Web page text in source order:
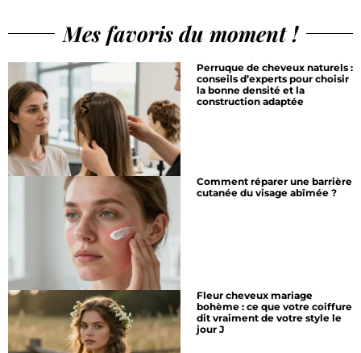
Mes favoris du moment !
Perruque de cheveux naturels :
conseils d’experts pour choisir
la bonne densité et la
construction adaptée
Comment réparer une barrière
cutanée du visage abîmée ?
Fleur cheveux mariage
bohème : ce que votre coiffure
dit vraiment de votre style le
jour J